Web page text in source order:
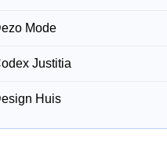
Mode
Justitia
Huis